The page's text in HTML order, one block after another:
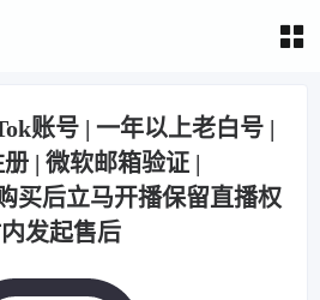
账号 | 一年以上老白号 |
| 微软邮箱验证 |
买后立马开播保留直播权
发起售后